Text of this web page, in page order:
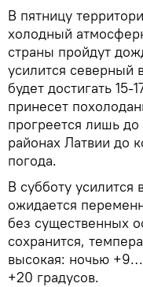
​В пятницу
холодный
страны пройдут
усилится северный
будет достигать 15-
принесет
прогреется лишь
районах Латвии до
погода.
В субботу усилится
ожидается
без существенных
сохранится,
высокая: ночью
+20 градусов.